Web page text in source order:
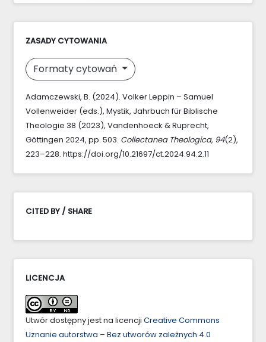
ZASADY CYTOWANIA
Formaty cytowań
Adamczewski, B. (2024). Volker Leppin – Samuel
Vollenweider (eds.), Mystik, Jahrbuch für Biblische
Theologie 38 (2023), Vandenhoeck & Ruprecht,
Göttingen 2024, pp. 503. Collectanea Theologica, 94(2),
223–228. https://doi.org/10.21697/ct.2024.94.2.11
CITED BY / SHARE
LICENCJA
Utwór dostępny jest na licencji Creative Commons
Uznanie autorstwa – Bez utworów zależnych 4.0